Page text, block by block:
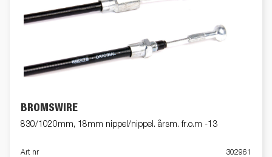
BROMSWIRE
830/1020mm, 18mm nippel/nippel. årsm. fr.o.m -13
Art nr 302961